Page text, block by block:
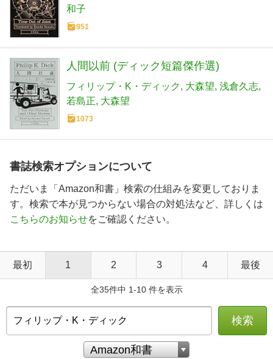
和子
951
人間以前 (ディック短篇傑作選)
フィリップ・K・ディック 大森望 浅倉久志
若島正 大森望
1073
書誌検索オプションについて
ただいま「Amazon和書」検索の仕組みを変更しておりま
す。検索で本が見つからない場合の対処法など、詳しくは
こちらのお知らせをご確認ください。
最初 1 2 3 4 最後
全35件中 1-10 件を表示
検索